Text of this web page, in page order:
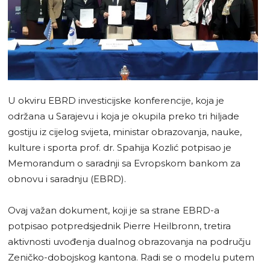
U okviru EBRD investicijske konferencije, koja je
održana u Sarajevu i koja je okupila preko tri hiljade
gostiju iz cijelog svijeta, ministar obrazovanja, nauke,
kulture i sporta prof. dr. Spahija Kozlić potpisao je
Memorandum o saradnji sa Evropskom bankom za
obnovu i saradnju (EBRD).
Ovaj važan dokument, koji je sa strane EBRD-a
potpisao potpredsjednik Pierre Heilbronn, tretira
aktivnosti uvođenja dualnog obrazovanja na području
Zeničko-dobojskog kantona. Radi se o modelu putem